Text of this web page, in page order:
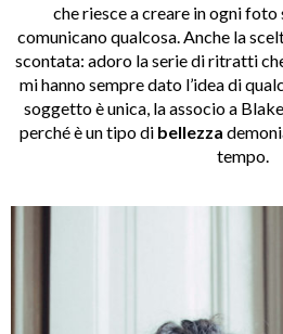
che riesce a creare in ogni
comunicano qualcosa. Anche la
scontata: adoro la serie di ritratti
mi hanno sempre dato l’idea di
soggetto è unica, la associo a
perché è un tipo di bellezza
tempo.